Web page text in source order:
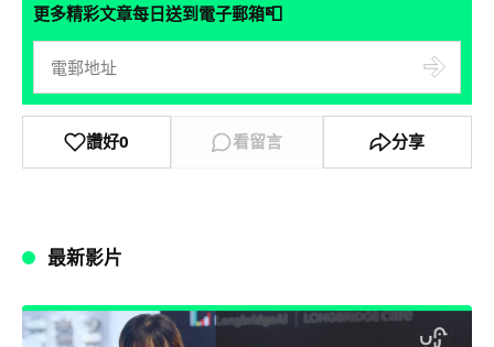
更多精彩文章每日送到電子郵箱📮
讚好0 看留言 分享
最新影片